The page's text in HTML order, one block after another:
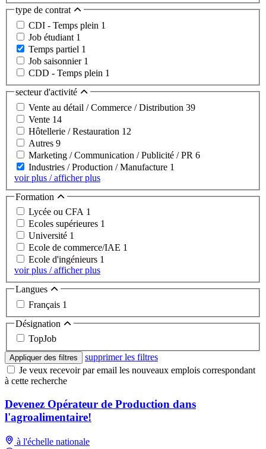
type de contrat
CDI - Temps plein 1
Job étudiant 1
Temps partiel 1
Job saisonnier 1
CDD - Temps plein 1
secteur d'activité
Vente au détail / Commerce / Distribution 39
Vente 14
Hôtellerie / Restauration 12
Autres 9
Marketing / Communication / Publicité / PR 6
Industries / Production / Manufacture 1
voir plus / afficher plus
Formation
Lycée ou CFA 1
Ecoles supérieures 1
Université 1
Ecole de commerce/IAE 1
Ecole d'ingénieurs 1
voir plus / afficher plus
Langues
Français 1
Désignation
TopJob
Appliquer des filtres
supprimer les filtres
Je veux recevoir par email les nouveaux emplois correspondant
à cette recherche
Devenez Opérateur de Production dans
l'agroalimentaire!
à l'échelle nationale